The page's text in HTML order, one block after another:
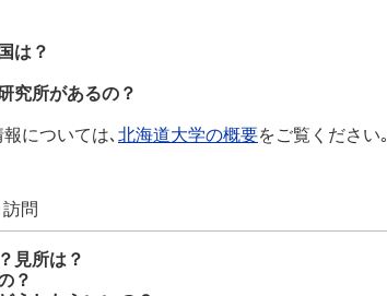
は？
究所があるの？
については､ 北海道大学の概要をご覧ください｡
問
見所は？
？